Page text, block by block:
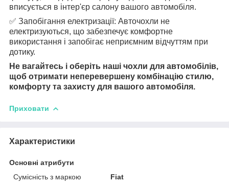
вписується в інтер'єр салону вашого автомобіля.
✅ Запобігання електризації: Авточохли не
електризуються, що забезпечує комфортне
використання і запобігає неприємним відчуттям при
дотику.
Не вагайтесь і оберіть наші чохли для автомобілів,
щоб отримати неперевершену комбінацію стилю,
комфорту та захисту для вашого автомобіля.
Приховати
Характеристики
Основні атрибути
Сумісність з маркою
Fiat